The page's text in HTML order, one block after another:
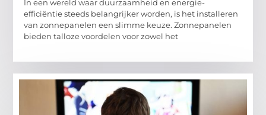
In een wereld waar duurzaamheid en energie-
efficiëntie steeds belangrijker worden, is het installeren
van zonnepanelen een slimme keuze. Zonnepanelen
bieden talloze voordelen voor zowel het